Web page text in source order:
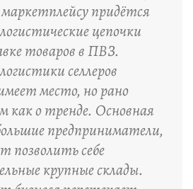
маркетплейсу придётся
цепочки
товаров в ПВЗ.
селлеров
место, но рано
как о тренде. Основная
предприниматели,
позволить себе
крупные склады.